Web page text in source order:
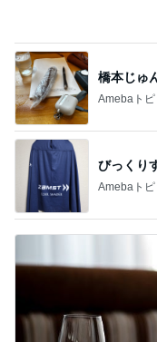
びっくり
Amebaトピ